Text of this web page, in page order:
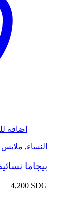
اضافة
النساء, ملابس
بيجاما
4,200 SDG